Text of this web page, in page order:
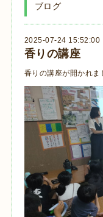
ブログ
2025-07-24 15:52:00
香りの講座
香りの講座が開かれま